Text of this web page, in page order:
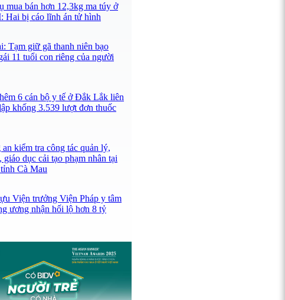
mua bán hơn 12,3kg ma túy ở
Hai bị cáo lĩnh án tử hình
Tạm giữ gã thanh niên bạo
11 tuổi con riêng của người
6 cán bộ y tế ở Đắk Lắk liên
khống 3.539 lượt đơn thuốc
kiểm tra công tác quản lý,
giáo dục cải tạo phạm nhân tại
Cà Mau
Viện trưởng Viện Pháp y tâm
ương nhận hối lộ hơn 8 tỷ